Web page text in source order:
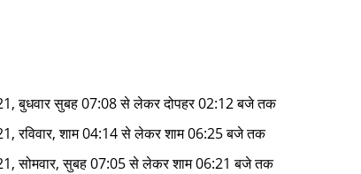
बुधवार सुबह 07:08 से लेकर दोपहर 02:12 बजे तक
रविवार, शाम 04:14 से लेकर शाम 06:25 बजे तक
सोमवार, सुबह 07:05 से लेकर शाम 06:21 बजे तक